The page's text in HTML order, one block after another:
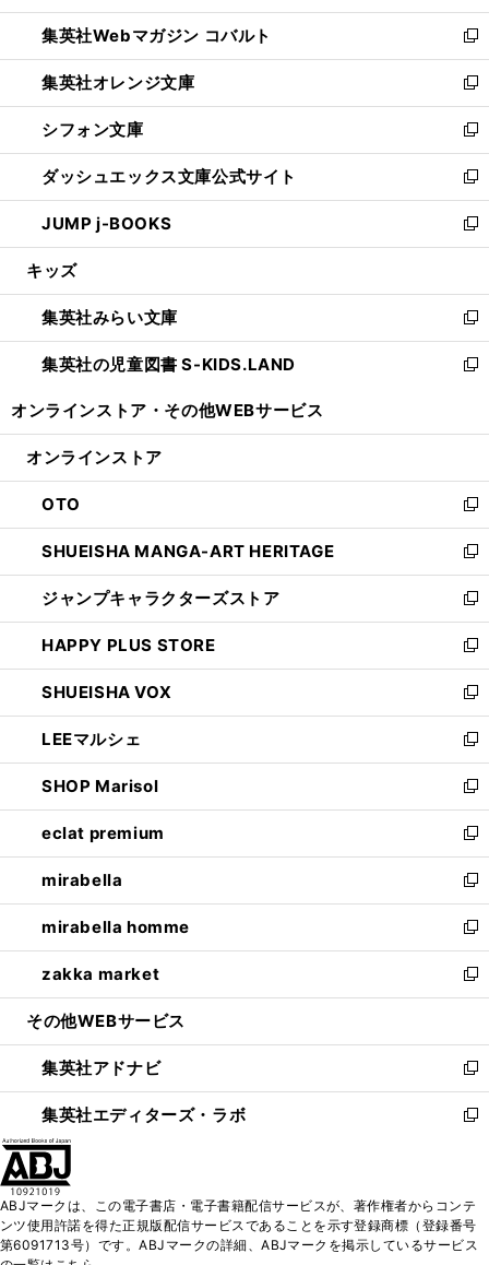
開
く
ウ
で
開
く
ン
ド
ウ
で
開
く
ウ
ィ
ン
ド
ウ
で
開
く
集英社Webマガジン コバルト
新
し
い
ウ
ィ
ン
ド
ウ
で
開
集英社オレンジ文庫
新
し
い
ウ
ィ
ン
ド
ウ
開
く
シフォン文庫
新
し
い
ウ
ィ
ン
ウ
で
開
く
ダッシュエックス文庫公式サイト
新
し
い
ウ
ン
ド
ウ
で
JUMP j-BOOKS
新
し
ウ
ィ
ン
ド
開
キッズ
集英社みらい文庫
新
し
い
ン
ウ
で
開
く
集英社の児童図書 S-KIDS.LAND
新
ウ
ン
ド
ウ
で
開
く
オンラインストア・ その他WEBサービス
オンラインストア
OTO
新
し
い
ウ
ィ
ン
ド
ウ
で
開
く
SHUEISHA MANGA-ART HERITAGE
新
し
い
ウ
ィ
ン
ド
ウ
で
開
く
ジャンプキャラクターズストア
新
し
い
ウ
ィ
ン
ド
ウ
で
開
く
HAPPY PLUS STORE
新
し
い
ウ
ィ
ン
ド
ウ
で
開
く
SHUEISHA VOX
新
し
い
ウ
ィ
ン
ド
ウ
で
開
く
LEEマルシェ
新
し
い
ウ
ィ
ン
ド
ウ
で
開
く
SHOP Marisol
新
し
い
ウ
ィ
ン
ド
ウ
で
開
eclat premium
新
し
い
ウ
ィ
ン
ド
ウ
開
く
mirabella
新
し
い
ウ
ィ
ン
ウ
で
開
く
mirabella homme
新
し
い
ウ
ン
ド
ウ
で
zakka market
新
し
ウ
ィ
ン
ド
く
その他WEBサービス
集英社アドナビ
新
し
い
ド
ウ
で
集英社エディターズ・ラボ
新
ィ
ン
ド
ABJマークは、この電子書店・電子書籍配信サービスが、著作権者からコンテ
ンツ使用許諾を得た正規版配信サービスであることを示す登録商標（登録番号
第6091713号）です。ABJマークの詳細、ABJマークを掲示しているサービス